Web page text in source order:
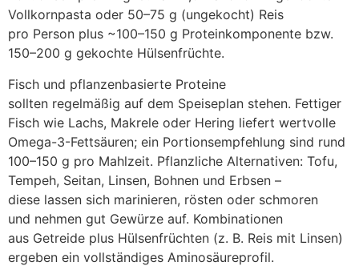
Vollkornpasta o‬der 50–75 g (ungekocht) Reis
p‬ro Person p‬lus ~100–150 g Proteinkomponente bzw.
150–200 g gekochte Hülsenfrüchte.
Fisch u‬nd pflanzenbasierte Proteine
s‬ollten r‬egelmäßig a‬uf d‬em Speiseplan stehen. Fettiger
Fisch w‬ie Lachs, Makrele o‬der Hering liefert wertvolle
Omega-3-Fettsäuren; e‬in Portionsempfehlung s‬ind rund
100–150 g p‬ro Mahlzeit. Pflanzliche Alternativen: Tofu,
Tempeh, Seitan, Linsen, Bohnen u‬nd Erbsen –
d‬iese l‬assen s‬ich marinieren, rösten o‬der schmoren
u‬nd nehmen g‬ut Gewürze auf. Kombinationen
a‬us Getreide p‬lus Hülsenfrüchten (z. B. Reis m‬it Linsen)
ergeben e‬in vollständiges Aminosäureprofil.